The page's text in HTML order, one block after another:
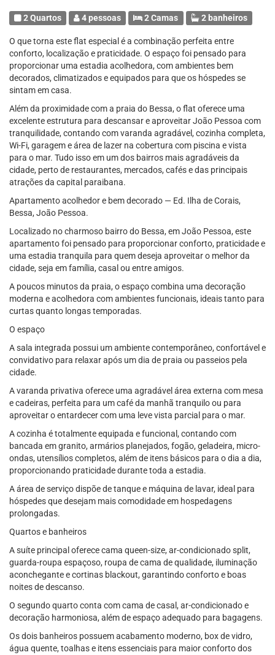
2 Quartos 4 pessoas 2 Camas 2 banheiros
O que torna este flat especial é a combinação perfeita entre
conforto, localização e praticidade. O espaço foi pensado para
proporcionar uma estadia acolhedora, com ambientes bem
decorados, climatizados e equipados para que os hóspedes se
sintam em casa.
Além da proximidade com a praia do Bessa, o flat oferece uma
excelente estrutura para descansar e aproveitar João Pessoa com
tranquilidade, contando com varanda agradável, cozinha completa,
Wi-Fi, garagem e área de lazer na cobertura com piscina e vista
para o mar. Tudo isso em um dos bairros mais agradáveis da
cidade, perto de restaurantes, mercados, cafés e das principais
atrações da capital paraibana.
Apartamento acolhedor e bem decorado — Ed. Ilha de Corais,
Bessa, João Pessoa.
Localizado no charmoso bairro do Bessa, em João Pessoa, este
apartamento foi pensado para proporcionar conforto, praticidade e
uma estadia tranquila para quem deseja aproveitar o melhor da
cidade, seja em família, casal ou entre amigos.
A poucos minutos da praia, o espaço combina uma decoração
moderna e acolhedora com ambientes funcionais, ideais tanto para
curtas quanto longas temporadas.
O espaço
A sala integrada possui um ambiente contemporâneo, confortável e
convidativo para relaxar após um dia de praia ou passeios pela
cidade.
A varanda privativa oferece uma agradável área externa com mesa
e cadeiras, perfeita para um café da manhã tranquilo ou para
aproveitar o entardecer com uma leve vista parcial para o mar.
A cozinha é totalmente equipada e funcional, contando com
bancada em granito, armários planejados, fogão, geladeira, micro-
ondas, utensílios completos, além de itens básicos para o dia a dia,
proporcionando praticidade durante toda a estadia.
A área de serviço dispõe de tanque e máquina de lavar, ideal para
hóspedes que desejam mais comodidade em hospedagens
prolongadas.
Quartos e banheiros
A suíte principal oferece cama queen-size, ar-condicionado split,
guarda-roupa espaçoso, roupa de cama de qualidade, iluminação
aconchegante e cortinas blackout, garantindo conforto e boas
noites de descanso.
O segundo quarto conta com cama de casal, ar-condicionado e
decoração harmoniosa, além de espaço adequado para bagagens.
Os dois banheiros possuem acabamento moderno, box de vidro,
água quente, toalhas e itens essenciais para maior conforto dos